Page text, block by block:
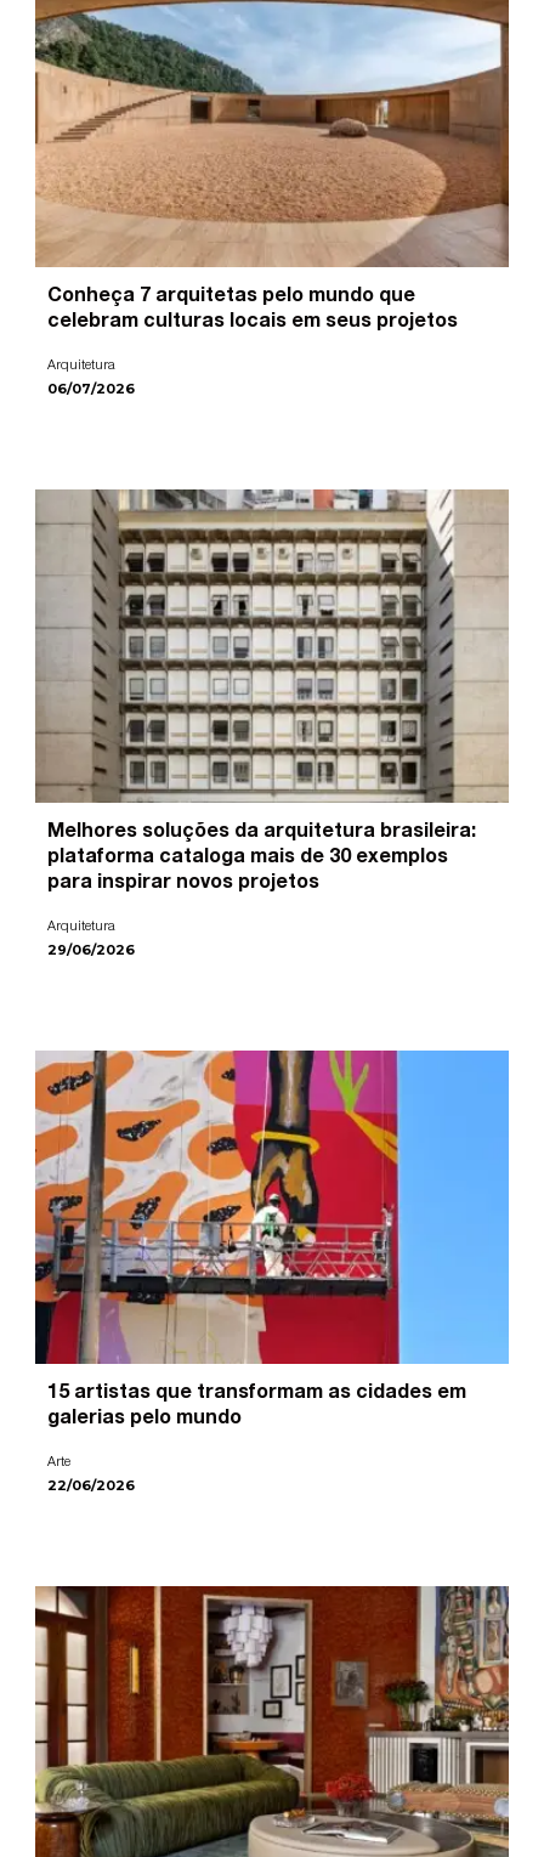
Conheça 7 arquitetas pelo mundo que
celebram culturas locais em seus projetos
Arquitetura
06/07/2026
Melhores soluções da arquitetura brasileira:
plataforma cataloga mais de 30 exemplos
para inspirar novos projetos
Arquitetura
29/06/2026
15 artistas que transformam as cidades em
galerias pelo mundo
Arte
22/06/2026